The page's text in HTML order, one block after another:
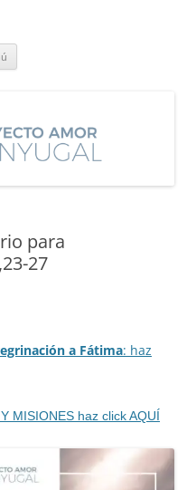
para
27
a Fátima: haz
MISIONES haz click AQUÍ